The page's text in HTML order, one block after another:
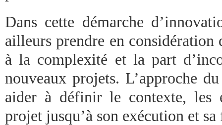
Dans cette démarche
ailleurs prendre en considération
à la complexité et la part
nouveaux projets. L’approche
aider à définir le contexte, les
projet jusqu’à son exécution et